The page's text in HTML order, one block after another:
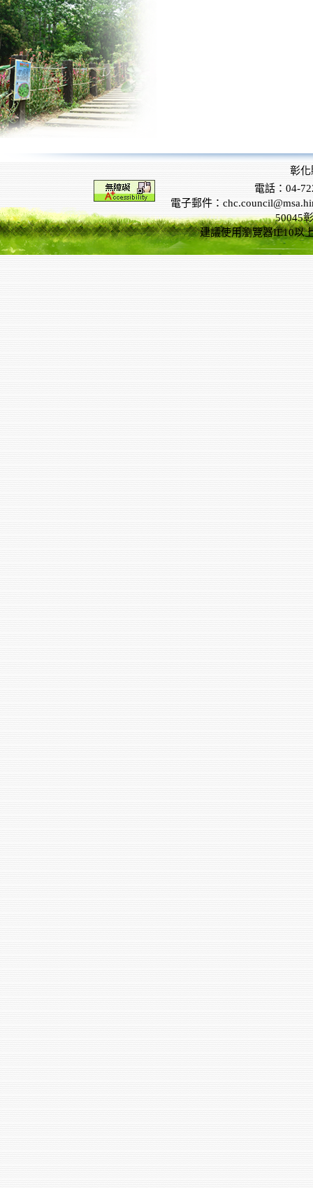
彰化
電話：04-
電子郵件：
50045
建議使用瀏覽器IE10以